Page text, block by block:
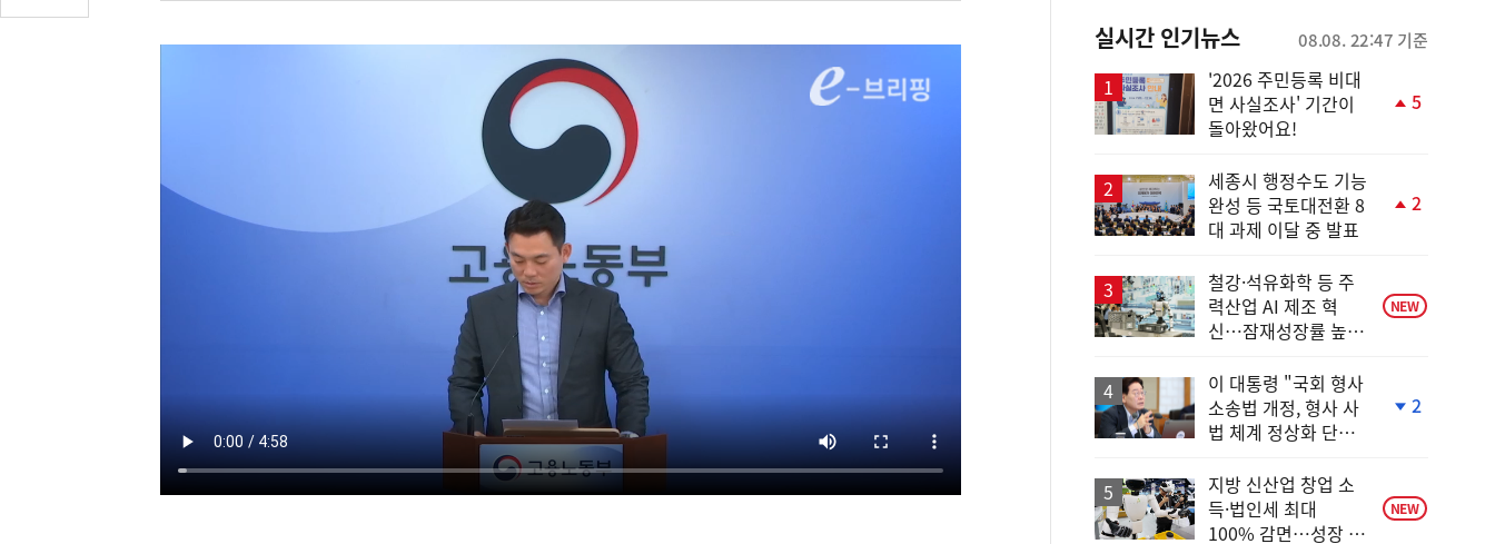
글
실시간 인기뉴스 08.08. 22:47 기준
'2026 주민등록 비대
면 사실조사' 기간이
돌아왔어요!
5
세종시 행정수도 기능
완성 등 국토대전환 8
대 과제 이달 중 발표
2
철강·석유화학 등 주
력산업 AI 제조 혁
신…잠재성장률 높인
NEW
이 대통령 "국회 형사
소송법 개정, 형사 사
법 체계 정상화 단초
2
지방 신산업 창업 소
득·법인세 최대
100% 감면…성장 지
NEW